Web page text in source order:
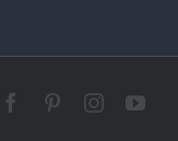
FacebookPinterest